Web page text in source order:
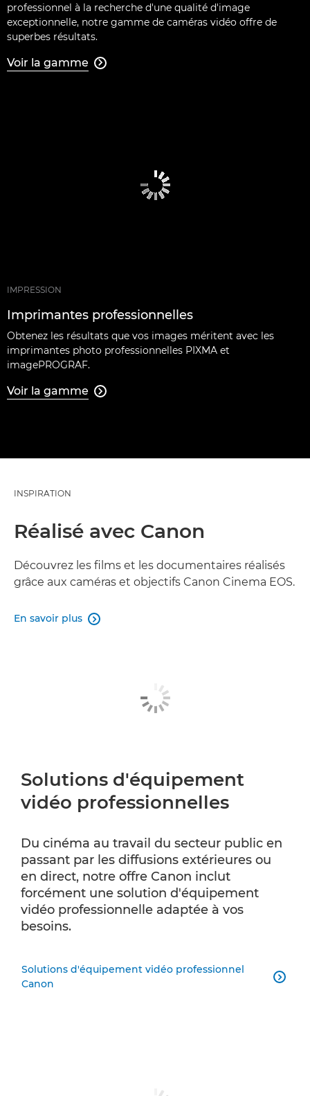
professionnel à la recherche d'une qualité d'image
exceptionnelle, notre gamme de caméras vidéo offre de
superbes résultats.
Voir la gamme 
IMPRESSION
Imprimantes professionnelles
Obtenez les résultats que vos images méritent avec les
imprimantes photo professionnelles PIXMA et
imagePROGRAF.
Voir la gamme 
INSPIRATION
Réalisé avec Canon
Découvrez les films et les documentaires réalisés
grâce aux caméras et objectifs Canon Cinema EOS.
En savoir plus 
Solutions d'équipement
vidéo professionnelles
Du cinéma au travail du secteur public en
passant par les diffusions extérieures ou
en direct, notre offre Canon inclut
forcément une solution d'équipement
vidéo professionnelle adaptée à vos
besoins.
Solutions d'équipement vidéo professionnel
Canon
